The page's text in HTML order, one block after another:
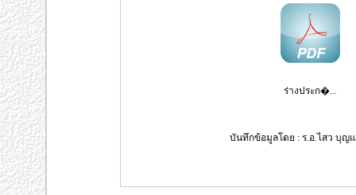
ร่างประก�...
บันทึกข้อมูลโดย : ร.อ.ไสว บุญแ